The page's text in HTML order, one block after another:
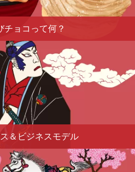
チョコって何？
＆ビジネスモデル